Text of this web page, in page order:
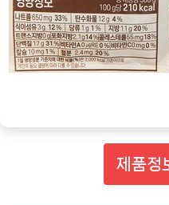
제품정